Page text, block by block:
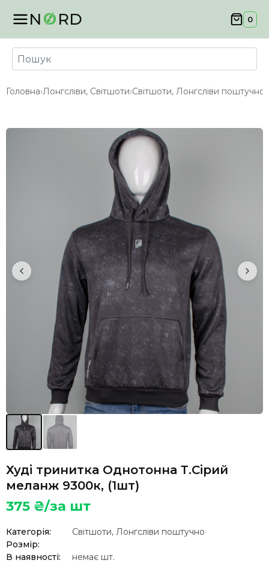
N RD 0
Головна›Лонгсліви, Світшоти›Світшоти, Лонгсліви поштучно
Худі тринитка Однотонна Т.Сірий
меланж 9300к, (1шт)
375 ₴/за шт
Категорія:
Світшоти, Лонгсліви поштучно
Розмір:
В наявності:
немає шт.